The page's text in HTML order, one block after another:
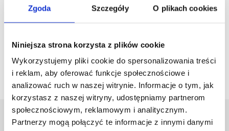
Zgoda Szczegóły O plikach cookies
Niniejsza strona korzysta z plików cookie
Wykorzystujemy pliki cookie do spersonalizowania treści
i reklam, aby oferować funkcje społecznościowe i
analizować ruch w naszej witrynie. Informacje o tym, jak
korzystasz z naszej witryny, udostępniamy partnerom
społecznościowym, reklamowym i analitycznym.
Partnerzy mogą połączyć te informacje z innymi danymi
Wydarzenia
zobacz więcej
Uniwersytet Rzeszowski